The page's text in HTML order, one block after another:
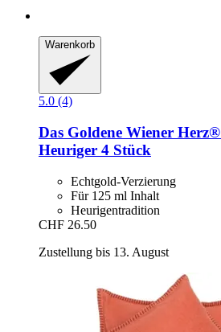
Warenkorb
5.0 (4)
Das Goldene Wiener Herz®
Heuriger 4 Stück
Echtgold-Verzierung
Für 125 ml Inhalt
Heurigentradition
CHF 26.50
Zustellung bis 13. August